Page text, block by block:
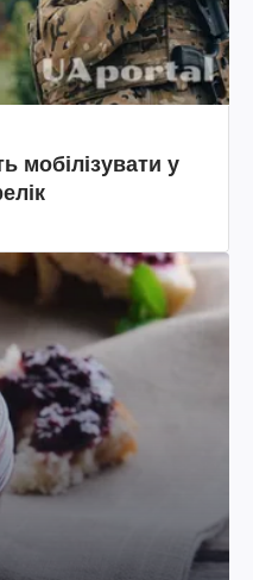
мобілізувати у